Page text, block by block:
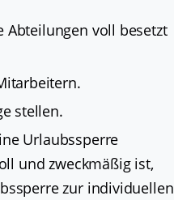
Abteilungen voll besetzt
stellen.
Urlaubssperre
und zweckmäßig ist,
zur individuellen